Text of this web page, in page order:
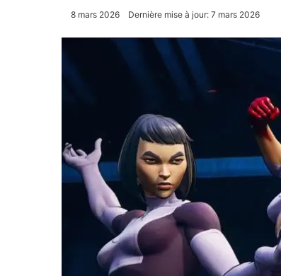
8 mars 2026 Dernière mise à jour: 7 mars 2026